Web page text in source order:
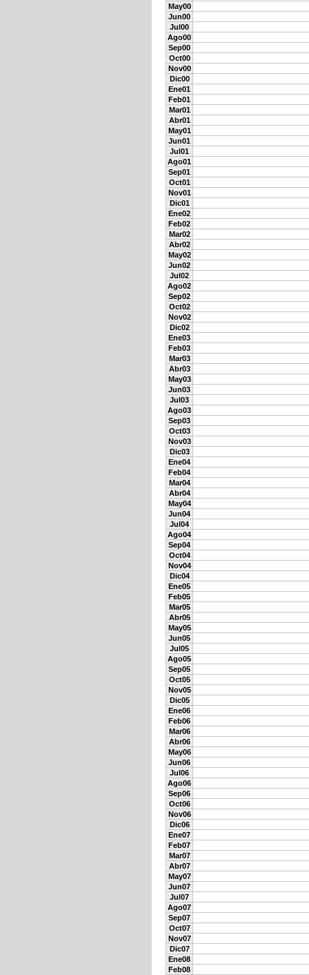
May00
Jun00
Jul00
Ago00
Sep00
Oct00
Nov00
Dic00
Ene01
Feb01
Mar01
Abr01
May01
Jun01
Jul01
Ago01
Sep01
Oct01
Nov01
Dic01
Ene02
Feb02
Mar02
Abr02
May02
Jun02
Jul02
Ago02
Sep02
Oct02
Nov02
Dic02
Ene03
Feb03
Mar03
Abr03
May03
Jun03
Jul03
Ago03
Sep03
Oct03
Nov03
Dic03
Ene04
Feb04
Mar04
Abr04
May04
Jun04
Jul04
Ago04
Sep04
Oct04
Nov04
Dic04
Ene05
Feb05
Mar05
Abr05
May05
Jun05
Jul05
Ago05
Sep05
Oct05
Nov05
Dic05
Ene06
Feb06
Mar06
Abr06
May06
Jun06
Jul06
Ago06
Sep06
Oct06
Nov06
Dic06
Ene07
Feb07
Mar07
Abr07
May07
Jun07
Jul07
Ago07
Sep07
Oct07
Nov07
Dic07
Ene08
Feb08